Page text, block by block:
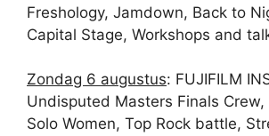
Freshology, Jamdown, Back to
Capital Stage, Workshops and
Zondag 6 augustus: FUJIFILM
Undisputed Masters Finals Crew,
Solo Women, Top Rock battle,